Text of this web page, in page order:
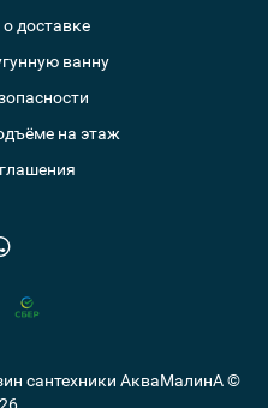
доставке
ванну
на этаж
сантехники АкваМалинА ©